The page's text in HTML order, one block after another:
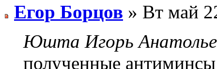
Егор Борцов » Вт май
Юшта Игорь
полученные